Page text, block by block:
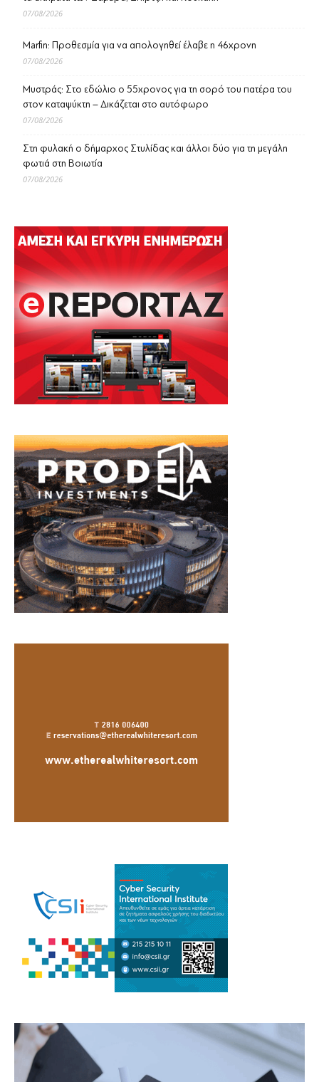
07/08/2026
Marfin: Προθεσμία για να απολογηθεί έλαβε η 46χρονη
07/08/2026
Μυστράς: Στο εδώλιο ο 55χρονος για τη σορό του πατέρα του
στον καταψύκτη – Δικάζεται στο αυτόφωρο
07/08/2026
Στη φυλακή ο δήμαρχος Στυλίδας και άλλοι δύο για τη μεγάλη
φωτιά στη Βοιωτία
07/08/2026